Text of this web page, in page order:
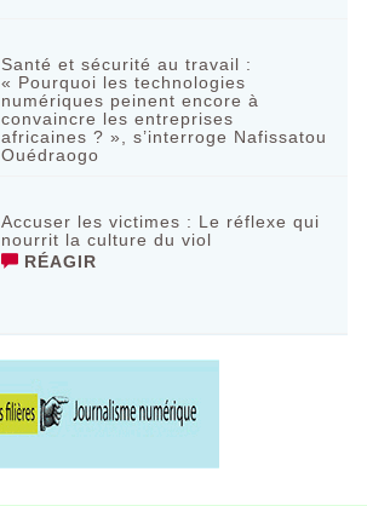
Santé et sécurité au travail :
« Pourquoi les technologies
numériques peinent encore à
convaincre les entreprises
africaines ? », s’interroge Nafissatou
Ouédraogo
Accuser les victimes : Le réflexe qui
nourrit la culture du viol
RÉAGIR